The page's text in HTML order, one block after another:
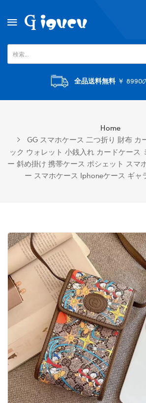
全品送料無料￥ 8990
Home
GG スマホケース 二つ折り 財布 カ
ック ウォレット 小銭入れ カードケース
ー 斜め掛け 携帯ケース ポシェット スマ
ー スマホケース Iphoneケース ギャ